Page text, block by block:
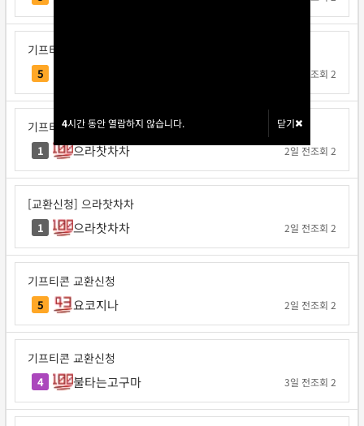
4시간 동안 열람하지 않습니다. 닫기
4시간 동안 열람하지 않습니다. 닫기
기프티콘 교환신청
5 조회 2
기프티콘 교환신청
1 으라찻차차 2일 전조회 2
[교환신청] 으라찻차차
1 으라찻차차 2일 전조회 2
기프티콘 교환신청
5 요코지나 2일 전조회 2
기프티콘 교환신청
4 불타는고구마 3일 전조회 2